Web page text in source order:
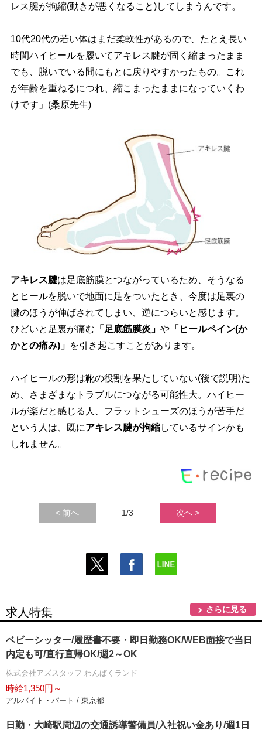
レス腱が拘縮(動きが悪くなること)してしまうんです。
10代20代の若い体はまだ柔軟性があるので、たとえ長い
時間ハイヒールを履いてアキレス腱が固く縮まったまま
でも、脱いでいる間にもとに戻りやすかったもの。これ
が年齢を重ねるにつれ、縮こまったままになっていくわ
けです」(桑原先生)
アキレス腱は足底筋膜とつながっているため、そうなる
とヒールを脱いで地面に足をついたとき、今度は足裏の
腱のほうが伸ばされてしまい、逆につらいと感じます。
ひどいと足裏が痛む 「足底筋膜炎」
「ヒールペイン(か
かとの痛み)」 を引き起こすことがあります。
ハイヒールの形は靴の役割を果たしていない(後で説明)た
め、さまざまなトラブルにつながる可能性大。ハイヒー
ルが楽だと感じる人、フラットシューズのほうが苦手だ
という人は、既にアキレス腱が拘縮しているサインかも
しれません。
< 前へ 1/3 次へ >
求人特集 さらに見る
ベビーシッター/履歴書不要・即日勤務OK/WEB面接で当日
内定も可/直行直帰OK/週2～OK
株式会社アズスタッフ わんぱくランド
時給1,350円～
アルバイト・パート / 東京都
日勤・大崎駅周辺の交通誘導警備員/入社祝い金あり/週1日